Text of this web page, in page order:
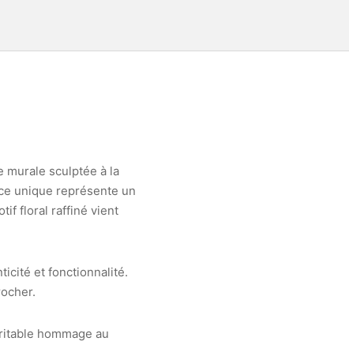
murale sculptée à la
unique représente un
floral raffiné vient
et fonctionnalité.
hommage au